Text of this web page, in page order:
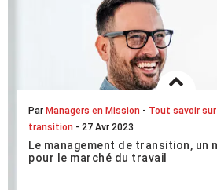
Par Managers en Mission - Tout savoir
transition - 27 Avr 2023
Le management de transition, un
pour le marché du travail